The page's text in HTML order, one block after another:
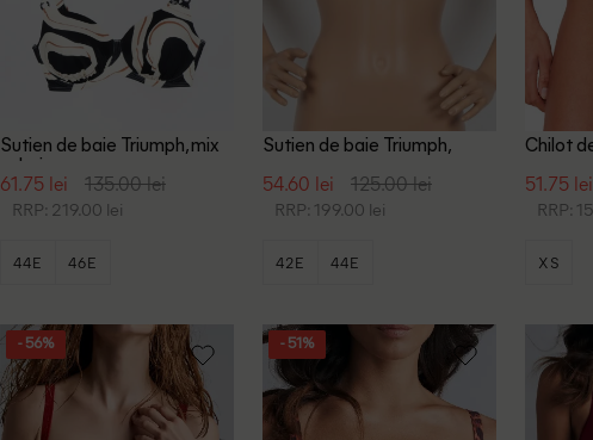
Sutien de baie Triumph, mix
culori
61.75 lei 135.00 lei
RRP: 219.00 lei
44E 46E
Sutien de baie Triumph,
54.60 lei 125.00 lei
RRP: 199.00 lei
42E 44E
Chilot
51.75 lei
RRP:
XS
- 56% - 51%